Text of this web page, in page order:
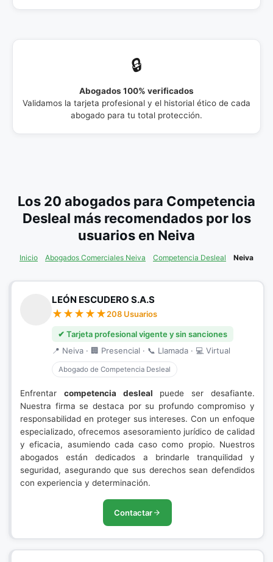
🔒
Abogados 100% verificados
Validamos la tarjeta profesional y el historial ético de cada
abogado para tu total protección.
Los 20 abogados para Competencia
Desleal más recomendados por los
usuarios en Neiva
Inicio Abogados Comerciales Neiva Competencia Desleal Neiva
LEÓN ESCUDERO S.A.S
208 Usuarios
✔ Tarjeta profesional vigente y sin sanciones
📍 Neiva · 🏢 Presencial · 📞 Llamada · 💻 Virtual
Abogado de Competencia Desleal
Enfrentar competencia desleal puede ser desafiante.
Nuestra firma se destaca por su profundo compromiso y
responsabilidad en proteger sus intereses. Con un enfoque
especializado, ofrecemos asesoramiento jurídico de calidad
y eficacia, asumiendo cada caso como propio. Nuestros
abogados están dedicados a brindarle tranquilidad y
seguridad, asegurando que sus derechos sean defendidos
con experiencia y determinación.
Contactar